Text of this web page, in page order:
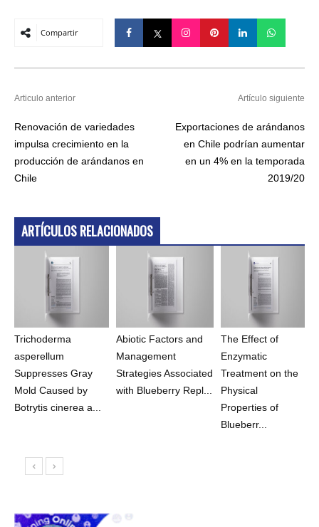
Compartir
Articulo anterior
Renovación de variedades
impulsa crecimiento en la
producción de arándanos en
Chile
Artículo siguiente
Exportaciones de arándanos
en Chile podrían aumentar
en un 4% en la temporada
2019/20
ARTÍCULOS RELACIONADOS
Trichoderma
asperellum
Suppresses Gray
Mold Caused by
Botrytis cinerea a...
Abiotic Factors and
Management
Strategies Associated
with Blueberry Repl...
The Effect of
Enzymatic
Treatment on the
Physical
Properties of
Blueberr...